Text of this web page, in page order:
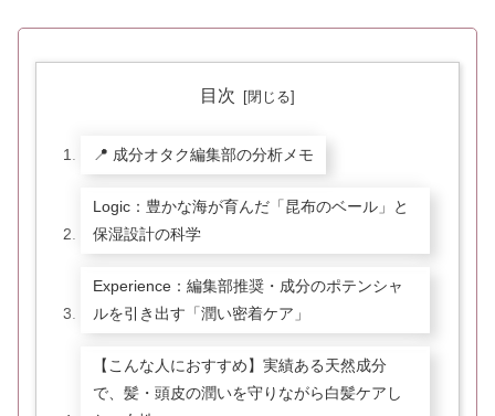
目次
📍 成分オタク編集部の分析メモ
Logic：豊かな海が育んだ「昆布のベール」と
保湿設計の科学
Experience：編集部推奨・成分のポテンシャ
ルを引き出す「潤い密着ケア」
【こんな人におすすめ】実績ある天然成分
で、髪・頭皮の潤いを守りながら白髪ケアし